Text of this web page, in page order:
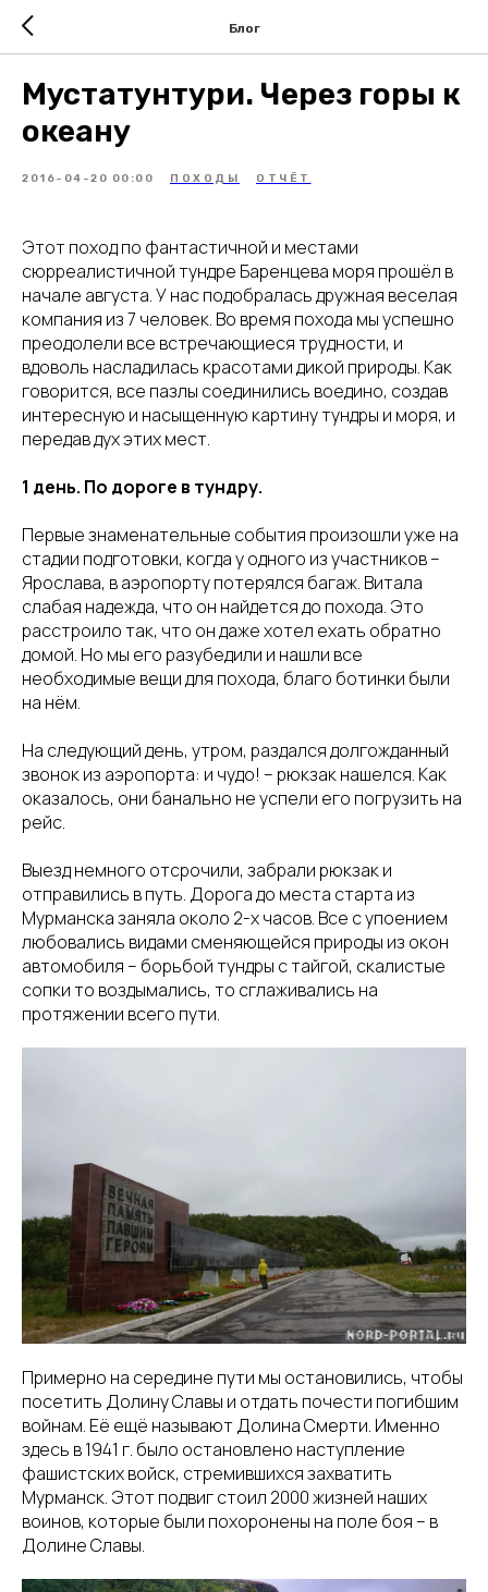
Блог
Мустатунтури. Через горы к
океану
2016-04-20 00:00 ПОХОДЫ ОТЧЁТ
Этот поход по фантастичной и местами
сюрреалистичной тундре Баренцева моря прошёл в
начале августа. У нас подобралась дружная веселая
компания из 7 человек. Во время похода мы успешно
преодолели все встречающиеся трудности, и
вдоволь насладилась красотами дикой природы. Как
говорится, все пазлы соединились воедино, создав
интересную и насыщенную картину тундры и моря, и
передав дух этих мест.
1 день. По дороге в тундру.
Первые знаменательные события произошли уже на
стадии подготовки, когда у одного из участников –
Ярослава, в аэропорту потерялся багаж. Витала
слабая надежда, что он найдется до похода. Это
расстроило так, что он даже хотел ехать обратно
домой. Но мы его разубедили и нашли все
необходимые вещи для похода, благо ботинки были
на нём.
На следующий день, утром, раздался долгожданный
звонок из аэропорта: и чудо! – рюкзак нашелся. Как
оказалось, они банально не успели его погрузить на
рейс.
Выезд немного отсрочили, забрали рюкзак и
отправились в путь. Дорога до места старта из
Мурманска заняла около 2-х часов. Все с упоением
любовались видами сменяющейся природы из окон
автомобиля – борьбой тундры с тайгой, скалистые
сопки то воздымались, то сглаживались на
протяжении всего пути.
Примерно на середине пути мы остановились, чтобы
посетить Долину Славы и отдать почести погибшим
войнам. Её ещё называют Долина Смерти. Именно
здесь в 1941 г. было остановлено наступление
фашистских войск, стремившихся захватить
Мурманск. Этот подвиг стоил 2000 жизней наших
воинов, которые были похоронены на поле боя – в
Долине Славы.